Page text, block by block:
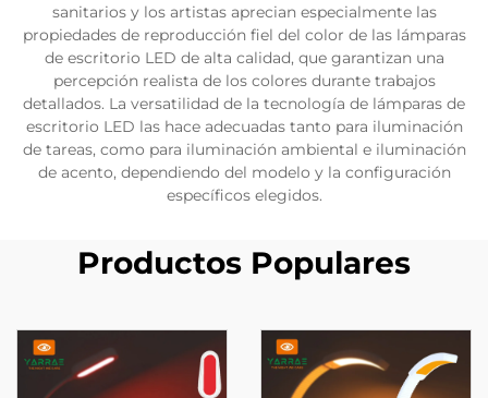
sanitarios y los artistas aprecian especialmente las
propiedades de reproducción fiel del color de las lámparas
de escritorio LED de alta calidad, que garantizan una
percepción realista de los colores durante trabajos
detallados. La versatilidad de la tecnología de lámparas de
escritorio LED las hace adecuadas tanto para iluminación
de tareas, como para iluminación ambiental e iluminación
de acento, dependiendo del modelo y la configuración
específicos elegidos.
Productos Populares